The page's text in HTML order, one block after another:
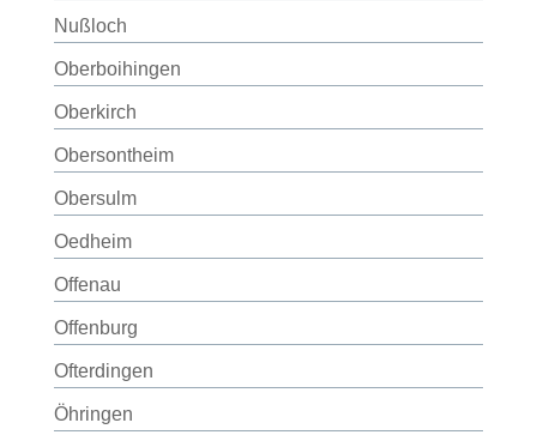
Nußloch
Oberboihingen
Oberkirch
Obersontheim
Obersulm
Oedheim
Offenau
Offenburg
Ofterdingen
Öhringen